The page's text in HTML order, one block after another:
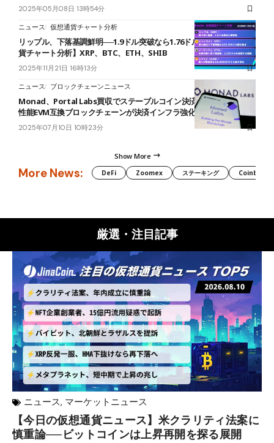
2025年05月08日 13時54分
ニュース 仮想通貨チャート分析
リップル、下落基調鮮明──1.9ドル突破なら1.76ドルが視野【仮想通
貨チャート分析】XRP、BTC、ETH、SHIB
2025年11月21日 16時13分
ニュース ブロックチェーンニュース
Monad、Portal Labs買収でステーブルコイン決済戦略を加速──高
性能EVM互換ブロックチェーンが決済インフラ強化へ
2025年07月10日 10時23分
Show More
More News: DeFi Zoomex ステーキング Coinbase
厳選・注目記事
ニュース, マーケットニュース
【今日の仮想通貨ニュース】米クラリティ法案に
慎重論──ビットコインは上昇再開を探る展開